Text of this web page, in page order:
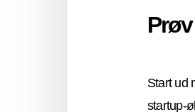
Start ud
startup-